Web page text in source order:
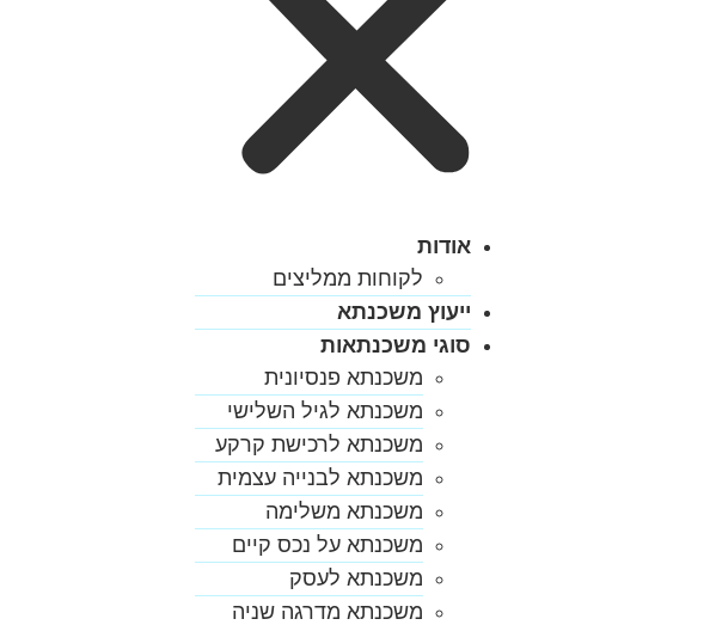
אודות
לקוחות ממליצים
ייעוץ משכנתא
סוגי משכנתאות
משכנתא פנסיונית
משכנתא לגיל השלישי
משכנתא לרכישת קרקע
משכנתא לבנייה עצמית
משכנתא משלימה
משכנתא על נכס קיים
משכנתא לעסק
משכנתא מדרגה שניה